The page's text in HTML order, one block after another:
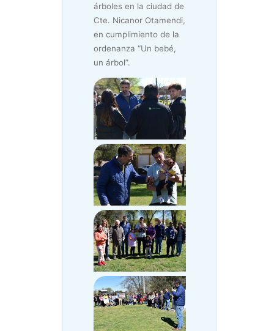
árboles en la ciudad de
Cte. Nicanor Otamendi,
en cumplimiento de la
ordenanza “Un bebé,
un árbol”.